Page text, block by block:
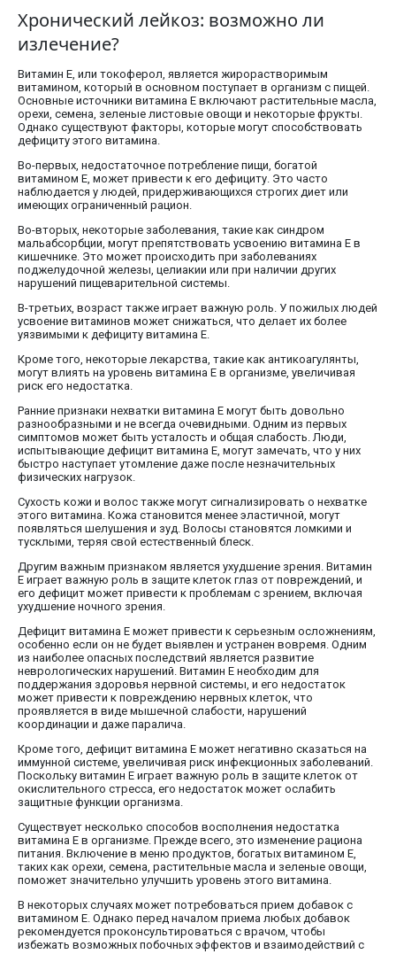
Хронический лейкоз: возможно ли
излечение?
Витамин E, или токоферол, является жирорастворимым
витамином, который в основном поступает в организм с пищей.
Основные источники витамина E включают растительные масла,
орехи, семена, зеленые листовые овощи и некоторые фрукты.
Однако существуют факторы, которые могут способствовать
дефициту этого витамина.
Во-первых, недостаточное потребление пищи, богатой
витамином E, может привести к его дефициту. Это часто
наблюдается у людей, придерживающихся строгих диет или
имеющих ограниченный рацион.
Во-вторых, некоторые заболевания, такие как синдром
мальабсорбции, могут препятствовать усвоению витамина E в
кишечнике. Это может происходить при заболеваниях
поджелудочной железы, целиакии или при наличии других
нарушений пищеварительной системы.
В-третьих, возраст также играет важную роль. У пожилых людей
усвоение витаминов может снижаться, что делает их более
уязвимыми к дефициту витамина E.
Кроме того, некоторые лекарства, такие как антикоагулянты,
могут влиять на уровень витамина E в организме, увеличивая
риск его недостатка.
Ранние признаки нехватки витамина E могут быть довольно
разнообразными и не всегда очевидными. Одним из первых
симптомов может быть усталость и общая слабость. Люди,
испытывающие дефицит витамина E, могут замечать, что у них
быстро наступает утомление даже после незначительных
физических нагрузок.
Сухость кожи и волос также могут сигнализировать о нехватке
этого витамина. Кожа становится менее эластичной, могут
появляться шелушения и зуд. Волосы становятся ломкими и
тусклыми, теряя свой естественный блеск.
Другим важным признаком является ухудшение зрения. Витамин
E играет важную роль в защите клеток глаз от повреждений, и
его дефицит может привести к проблемам с зрением, включая
ухудшение ночного зрения.
Дефицит витамина E может привести к серьезным осложнениям,
особенно если он не будет выявлен и устранен вовремя. Одним
из наиболее опасных последствий является развитие
неврологических нарушений. Витамин E необходим для
поддержания здоровья нервной системы, и его недостаток
может привести к повреждению нервных клеток, что
проявляется в виде мышечной слабости, нарушений
координации и даже паралича.
Кроме того, дефицит витамина E может негативно сказаться на
иммунной системе, увеличивая риск инфекционных заболеваний.
Поскольку витамин E играет важную роль в защите клеток от
окислительного стресса, его недостаток может ослабить
защитные функции организма.
Существует несколько способов восполнения недостатка
витамина E в организме. Прежде всего, это изменение рациона
питания. Включение в меню продуктов, богатых витамином E,
таких как орехи, семена, растительные масла и зеленые овощи,
поможет значительно улучшить уровень этого витамина.
В некоторых случаях может потребоваться прием добавок с
витамином E. Однако перед началом приема любых добавок
рекомендуется проконсультироваться с врачом, чтобы
избежать возможных побочных эффектов и взаимодействий с